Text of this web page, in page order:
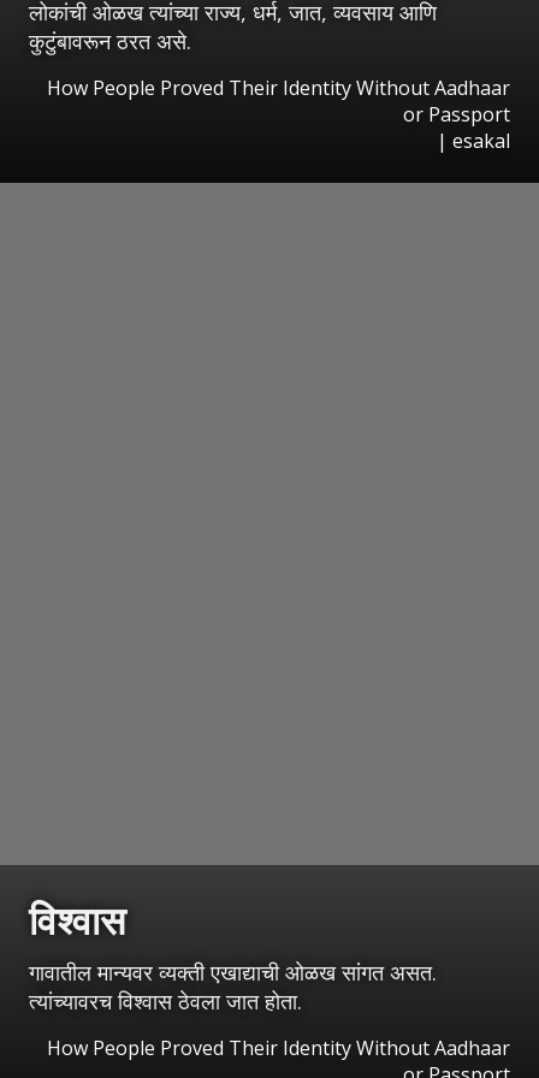
लोकांची ओळख त्यांच्या राज्य, धर्म, जात, व्यवसाय आणि
कुटुंबावरून ठरत असे.
How People Proved Their Identity Without Aadhaar
or Passport
| esakal
विश्वास
गावातील मान्यवर व्यक्ती एखाद्याची ओळख सांगत असत.
त्यांच्यावरच विश्वास ठेवला जात होता.
How People Proved Their Identity Without Aadhaar